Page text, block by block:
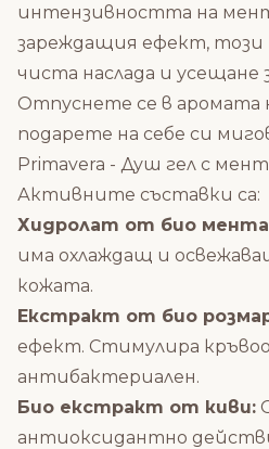
интензивността на
зареждащия ефект, този
чиста наслада и усещане
Отпуснете се в аромата
подарете на себе си
Primavera - Душ гел с
Активните съставки са:
Хидролат от био
има охлаждащ и
кожата.
Екстракт от био
ефект. Стимулира
антибактериален.
Био екстракт от киви:
антиоксидантно